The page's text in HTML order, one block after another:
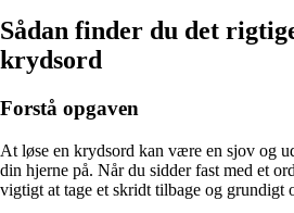
Sådan finder du det
krydsord
Forstå opgaven
At løse en krydsord kan være en sjov og
din hjerne på. Når du sidder fast med et
vigtigt at tage et skridt tilbage og grundigt